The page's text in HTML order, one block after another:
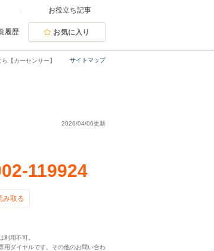
お役立ち記事
履歴 お気に入り
サイトマップ
【カーセンサー】
2026/04/06更新
119924
み取る
用不可。
用ダイヤルです。その他のお問い合わ